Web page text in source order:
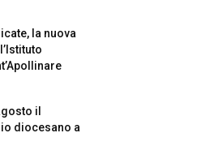
la nuova
il
diocesano a